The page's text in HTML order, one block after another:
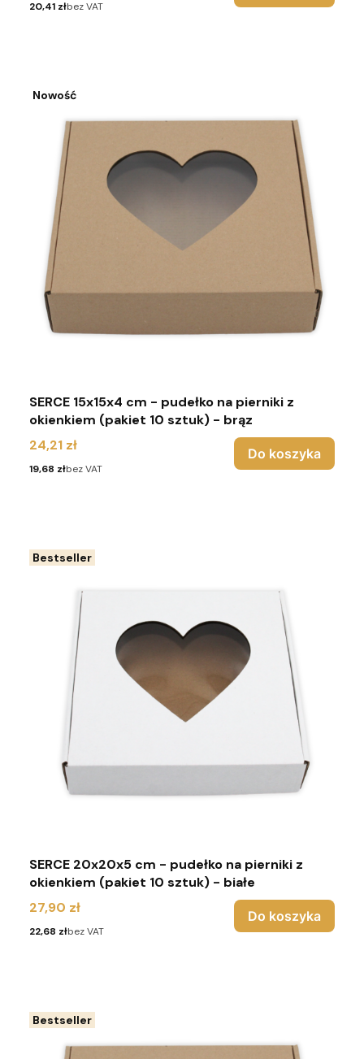
Cena
20,41 złbez VAT
Nowość
SERCE 15x15x4 cm - pudełko na pierniki z
okienkiem (pakiet 10 sztuk) - brąz
Cena
24,21 zł
Cena
19,68 złbez VAT
Do koszyka
Bestseller
SERCE 20x20x5 cm - pudełko na pierniki z
okienkiem (pakiet 10 sztuk) - białe
Cena
27,90 zł
Cena
22,68 złbez VAT
Do koszyka
Bestseller